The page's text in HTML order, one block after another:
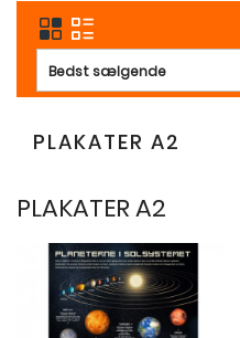
Bedst sælgende
PLAKATER A2
PLAKATER A2